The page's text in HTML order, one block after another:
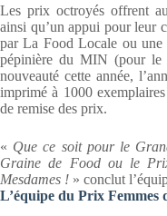
Les prix octroyés offrent
ainsi qu’un appui pour leur
par La Food Locale ou une
pépinière du MIN (pour le
nouveauté cette année,
imprimé à 1000
de remise des prix.
« Que ce soit pour le
Graine de Food ou le
Mesdames ! » conclut
L’équipe du Prix Femmes